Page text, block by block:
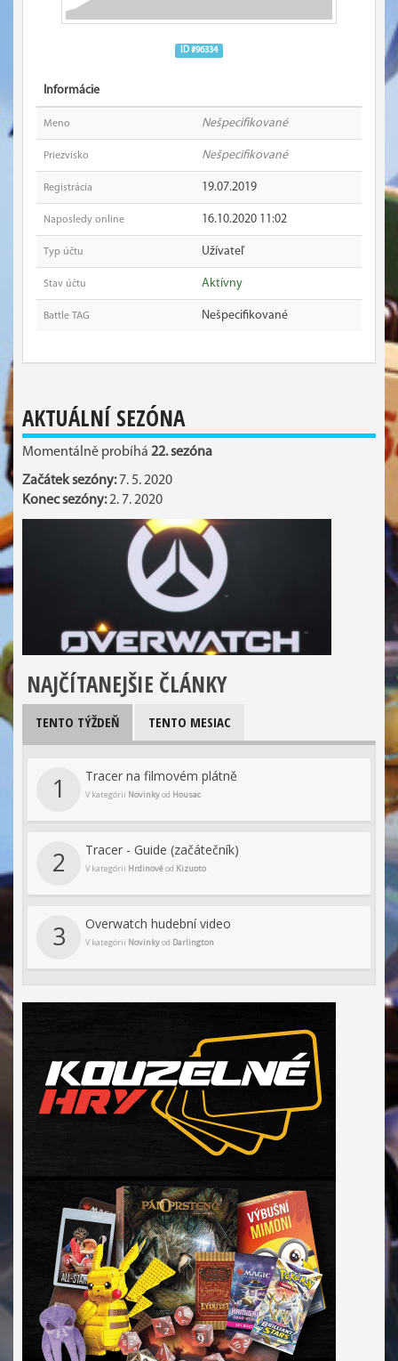
ID #96334
Informácie
Meno Nešpecifikované
Priezvisko Nešpecifikované
Registrácia 19.07.2019
Naposledy online 16.10.2020 11:02
Typ účtu Užívateľ
Stav účtu Aktívny
Battle TAG Nešpecifikované
AKTUÁLNÍ SEZÓNA
Momentálně probíhá 22. sezóna
Začátek sezóny:7. 5. 2020
Konec sezóny:2. 7. 2020
NAJČÍTANEJŠIE ČLÁNKY
TENTO TÝŽDEŇ TENTO MESIAC
1 Tracer na filmovém plátně
V kategórii Novinkyod Housac
2 Tracer - Guide (začátečník)
V kategórii Hrdinovéod Kizuoto
3 Overwatch hudební video
V kategórii Novinkyod Darlington